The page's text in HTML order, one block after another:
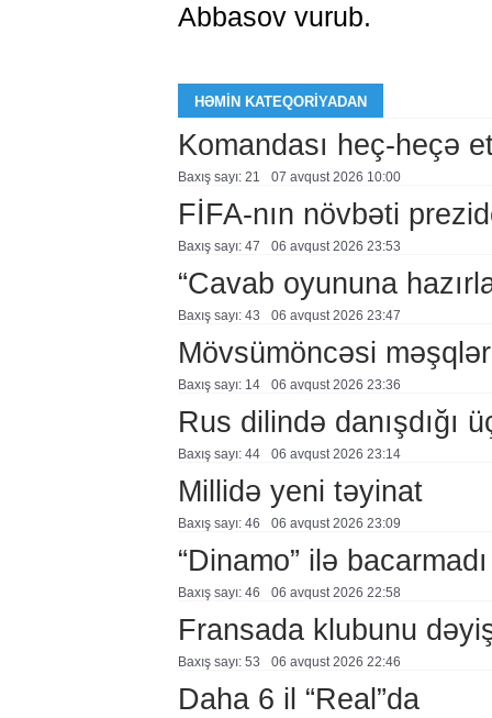
Abbasov vurub.
HƏMIN KATEQORIYADAN
Komandası heç-heçə
Baxış sayı: 21 07 avqust 2026 10:00
FİFA-nın növbəti
Baxış sayı: 47 06 avqust 2026 23:53
“Cavab oyununa
Baxış sayı: 43 06 avqust 2026 23:47
Mövsümöncəsi
Baxış sayı: 14 06 avqust 2026 23:36
Rus dilində danışdığı
Baxış sayı: 44 06 avqust 2026 23:14
Millidə yeni təyinat
Baxış sayı: 46 06 avqust 2026 23:09
“Dinamo” ilə bacarmadı
Baxış sayı: 46 06 avqust 2026 22:58
Fransada klubunu
Baxış sayı: 53 06 avqust 2026 22:46
Daha 6 il “Real”da